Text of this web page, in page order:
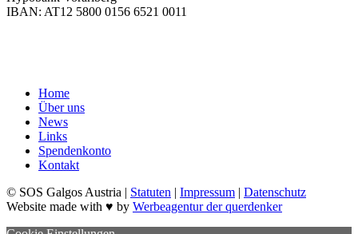
IBAN: AT12 5800 0156 6521 0011
Home
Über uns
News
Links
Spendenkonto
Kontakt
© SOS Galgos Austria | Statuten | Impressum | Datenschutz
Website made with ♥ by Werbeagentur der querdenker